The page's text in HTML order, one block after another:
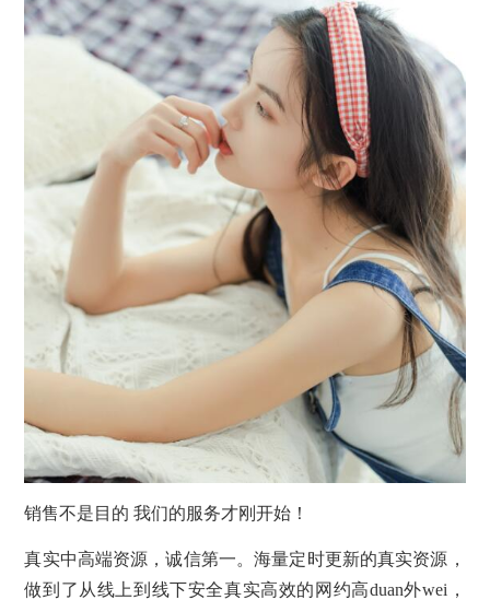
销售不是目的 我们的服务才刚开始！
真实中高端资源，诚信第一。海量定时更新的真实资源，
做到了从线上到线下安全真实高效的网约高duan外wei，